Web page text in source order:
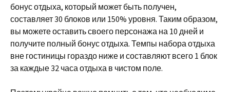
бонус отдыха, который может быть получен,
составляет 30 блоков или 150% уровня. Таким образом,
вы можете оставить своего персонажа на 10 дней и
получите полный бонус отдыха. Темпы набора отдыха
вне гостиницы гораздо ниже и составляют всего 1 блок
за каждые 32 часа отдыха в чистом поле.